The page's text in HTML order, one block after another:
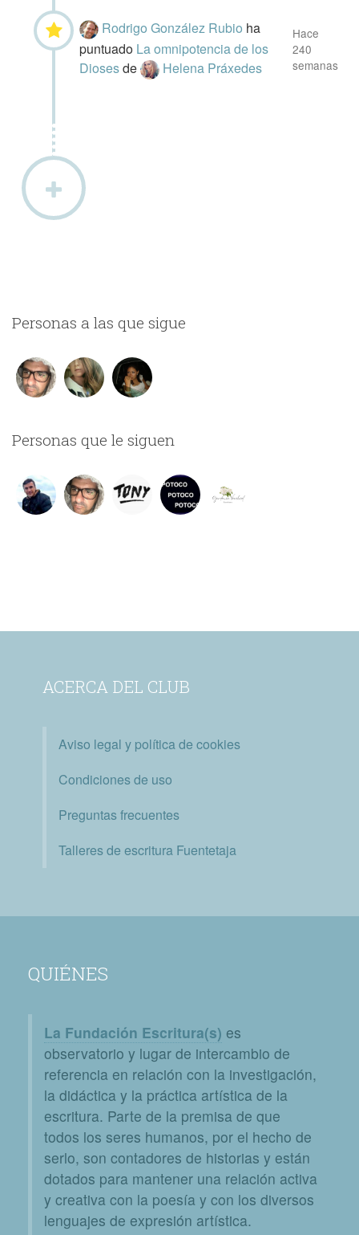
Rodrigo González Rubio ha
puntuado La omnipotencia de los
Diosesde Helena Práxedes
Hace
240
semanas
Personas a las que sigue
Personas que le siguen
ACERCA DEL CLUB
Aviso legal y política de cookies
Condiciones de uso
Preguntas frecuentes
Talleres de escritura Fuentetaja
QUIÉNES
La Fundación Escritura(s) es
observatorio y lugar de intercambio de
referencia en relación con la investigación,
la didáctica y la práctica artística de la
escritura. Parte de la premisa de que
todos los seres humanos, por el hecho de
serlo, son contadores de historias y están
dotados para mantener una relación activa
y creativa con la poesía y con los diversos
lenguajes de expresión artística.